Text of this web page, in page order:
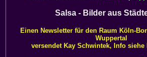
Salsa - Bilder aus
Einen Newsletter für den Raum Köln-
Wuppertal
versendet Kay Schwintek, Info siehe